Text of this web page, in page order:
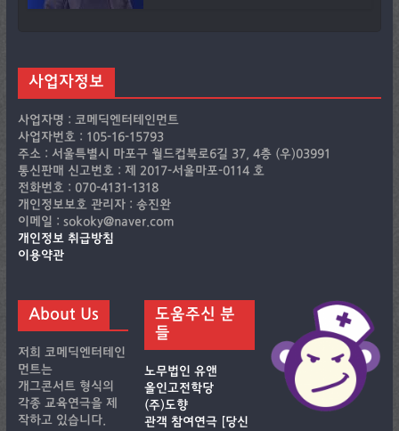
사업자정보
사업자명 : 코메딕엔터테인먼트
사업자번호 : 105-16-15793
주소 : 서울특별시 마포구 월드컵북로6길 37, 4층 (우)03991
통신판매 신고번호 : 제 2017-서울마포-0114 호
전화번호 : 070-4131-1318
개인정보보호 관리자 : 송진완
이메일 : sokoky@naver.com
개인정보 취급방침
이용약관
About Us
저희 코메딕엔터테인
먼트는
개그콘서트 형식의
각종 교육연극을 제
작하고 있습니다.
도움주신 분
들
노무법인 유앤
올인고전학당
(주)도향
관객 참여연극 [당신